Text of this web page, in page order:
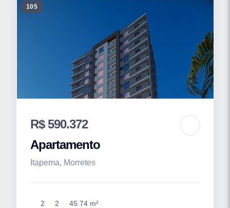
105
R$ 590.372
Apartamento
Itapema, Morretes
2 2 45.74 m²